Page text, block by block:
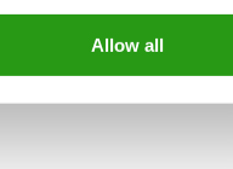
Allow all
puesto concreto, con el